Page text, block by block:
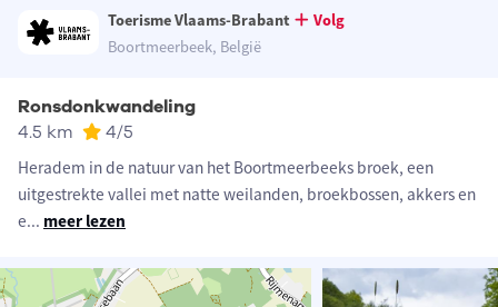
Toerisme Vlaams-Brabant
Volg
Boortmeerbeek, België
Ronsdonkwandeling
4.5 km 4/5
Heradem in de natuur van het Boortmeerbeeks broek, een
uitgestrekte vallei met natte weilanden, broekbossen, akkers en
e... meer lezen